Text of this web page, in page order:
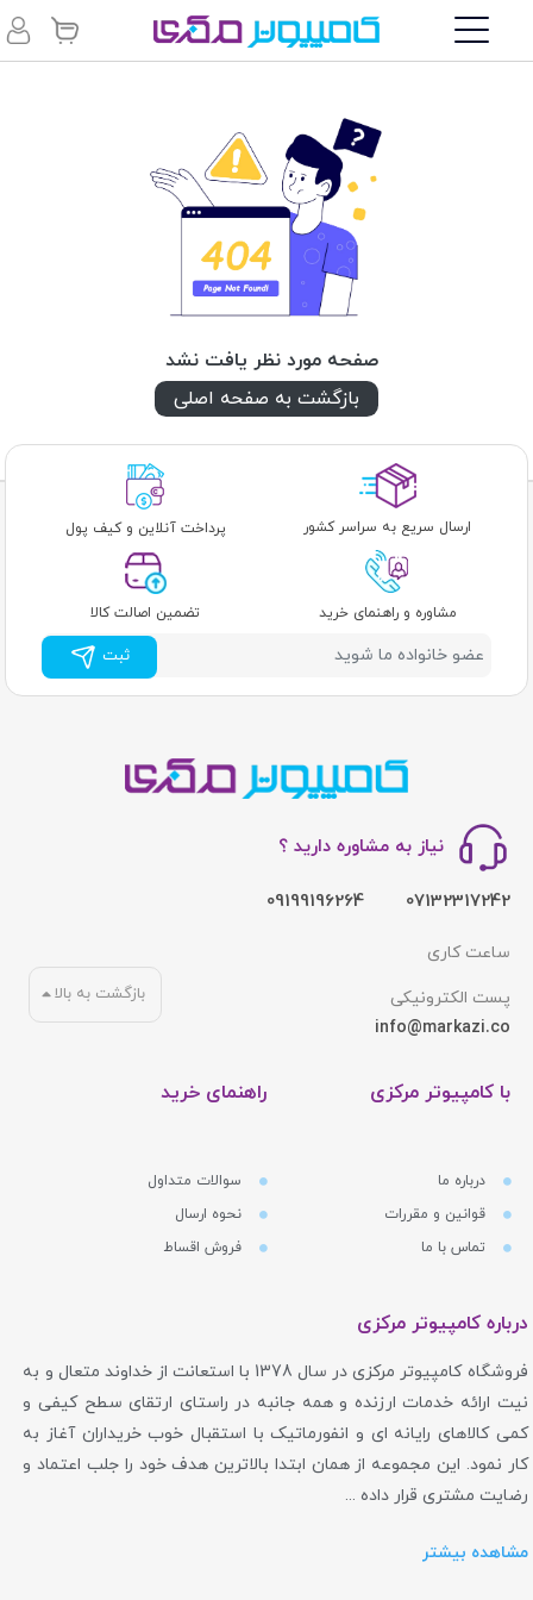
صفحه مورد نظر یافت نشد
بازگشت به صفحه اصلی
ارسال سریع به سراسر کشور پرداخت آنلاین و کیف پول
مشاوره و راهنمای خرید تضمین اصالت کالا
ثبت
نیاز به مشاوره دارید ؟
07132317242
09199196264
ساعت کاری
پست الکترونیکی
info@markazi.co
با کامپیوتر مرکزی
درباره ما
قوانین و مقررات
تماس با ما
راهنمای خرید
سوالات متداول
نحوه ارسال
فروش اقساط
بازگشت به بالا
درباره کامپیوتر مرکزی
فروشگاه کامپیوتر مرکزی در سال 1378 با استعانت از خداوند متعال و به
نیت ارائه خدمات ارزنده و همه جانبه در راستای ارتقای سطح کیفی و
کمی کالاهای رایانه ای و انفورماتیک با استقبال خوب خریداران آغاز به
کار نمود. این مجموعه از همان ابتدا بالاترین هدف خود را جلب اعتماد و
رضایت مشتری قرار داده ...
مشاهده بیشتر